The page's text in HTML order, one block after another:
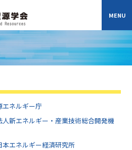
エネルギー庁
人新エネルギー・産業技術総合開発機
本エネルギー経済研究所